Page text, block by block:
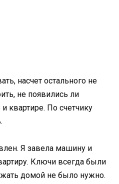
насчет остального не
не появились ли
квартире. По счетчику
Я завела машину и
Ключи всегда были
домой не было нужно.